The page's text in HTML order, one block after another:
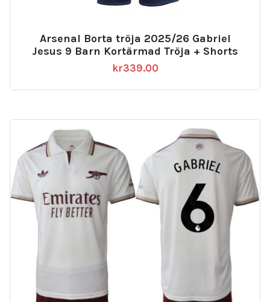
Arsenal Borta tröja 2025/26 Gabriel
Jesus 9 Barn Kortärmad Tröja + Shorts
kr339.00